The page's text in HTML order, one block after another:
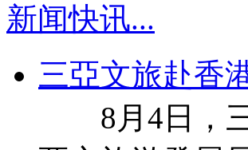
新闻快讯...
三亞文旅赴香
8月4日，三